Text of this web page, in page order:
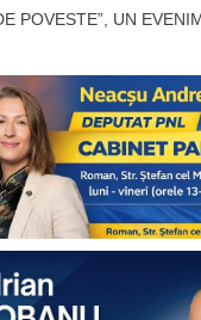
POVESTE”, UN